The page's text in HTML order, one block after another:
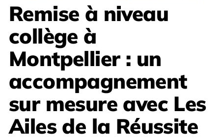
Remise à niveau
collège à
Montpellier: un
accompagnement
sur mesure avec Les
Ailes de la Réussite